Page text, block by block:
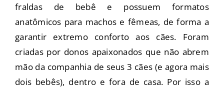
fraldas de bebê e possuem formatos
anatômicos para machos e fêmeas, de forma a
garantir extremo conforto aos cães. Foram
criadas por donos apaixonados que não abrem
mão da companhia de seus 3 cães (e agora mais
dois bebês), dentro e fora de casa. Por isso a